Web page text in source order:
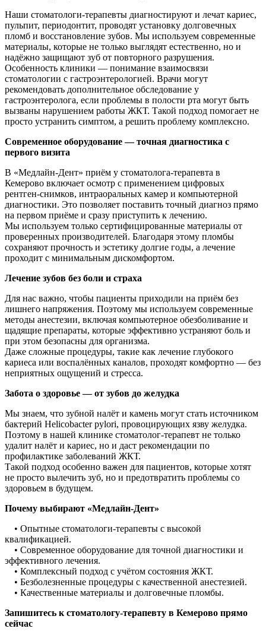
Наши стоматологи-терапевты диагностируют и лечат кариес,
пульпит, периодонтит, проводят установку долговечных
пломб и восстановление зубов. Мы используем современные
материалы, которые не только выглядят естественно, но и
надёжно защищают зуб от повторного разрушения.
Особенность клиники — понимание взаимосвязи
стоматологии с гастроэнтерологией. Врачи могут
рекомендовать дополнительное обследование у
гастроэнтеролога, если проблемы в полости рта могут быть
вызваны нарушением работы ЖКТ. Такой подход помогает не
просто устранить симптом, а решить проблему комплексно.
Современное оборудование — точная диагностика с
первого визита
В «Медлайн-Дент» приём у стоматолога-терапевта в
Кемерово включает осмотр с применением цифровых
рентген-снимков, интраоральных камер и компьютерной
диагностики. Это позволяет поставить точный диагноз прямо
на первом приёме и сразу приступить к лечению.
Мы используем только сертифицированные материалы от
проверенных производителей. Благодаря этому пломбы
сохраняют прочность и эстетику долгие годы, а лечение
проходит с минимальным дискомфортом.
Лечение зубов без боли и страха
Для нас важно, чтобы пациенты приходили на приём без
лишнего напряжения. Поэтому мы используем современные
методы анестезии, включая компьютерное обезболивание и
щадящие препараты, которые эффективно устраняют боль и
при этом безопасны для организма.
Даже сложные процедуры, такие как лечение глубокого
кариеса или воспалённых каналов, проходят комфортно — без
неприятных ощущений и стресса.
Забота о здоровье — от зубов до желудка
Мы знаем, что зубной налёт и камень могут стать источником
бактерий Helicobacter pylori, провоцирующих язву желудка.
Поэтому в нашей клинике стоматолог-терапевт не только
удалит налёт и кариес, но и даст рекомендации по
профилактике заболеваний ЖКТ.
Такой подход особенно важен для пациентов, которые хотят
не просто вылечить зуб, но и предотвратить проблемы со
здоровьем в будущем.
Почему выбирают «Медлайн-Дент»
• Опытные стоматологи-терапевты с высокой
квалификацией.
• Современное оборудование для точной диагностики и
эффективного лечения.
• Комплексный подход с учётом состояния ЖКТ.
• Безболезненные процедуры с качественной анестезией.
• Качественные материалы и долговечные пломбы.
Запишитесь к стоматологу-терапевту в Кемерово прямо
сейчас